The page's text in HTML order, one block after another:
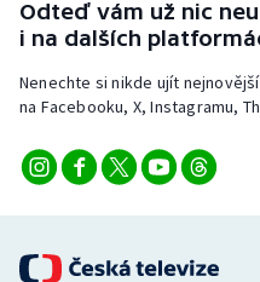
Stolní tenis
Triatlon
Vodní slalom
Volejbal
Odteď vám už nic
i na dalších
Nenechte si nikde ujít
na Facebooku, X, Instagramu,